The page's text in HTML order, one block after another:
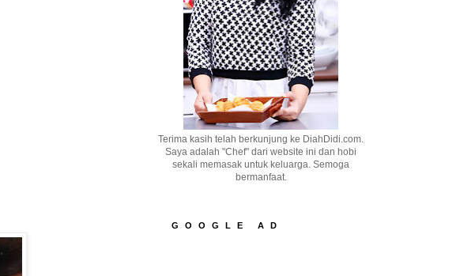
Terima kasih telah berkunjung ke DiahDidi.com.
Saya adalah "Chef" dari website ini dan hobi
sekali memasak untuk keluarga. Semoga
bermanfaat.
GOOGLE AD